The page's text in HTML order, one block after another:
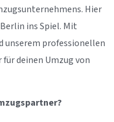
Hier
ins Spiel. Mit
unserem professionellen
deinen Umzug von